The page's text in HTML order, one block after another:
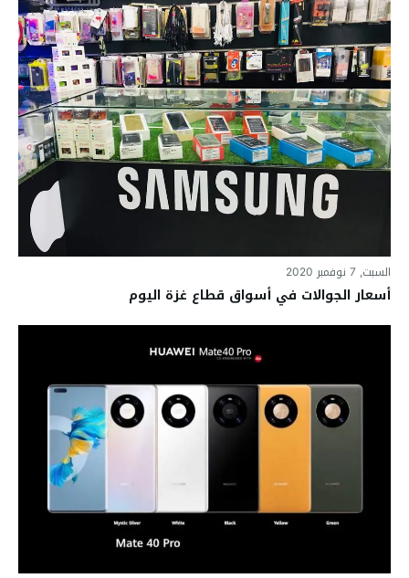
السبت, 7 نوفمبر 2020
أسعار الجوالات في أسواق قطاع غزة اليوم